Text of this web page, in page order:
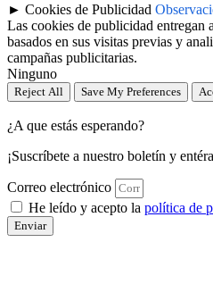
► Cookies de Publicidad
Las cookies de publicidad entregan
basados en sus visitas previas y
campañas publicitarias.
Ninguno
Reject All Save My Preferences
¿A que estás esperando?
¡Suscríbete a nuestro boletín y
Correo electrónico
He leído y acepto la política de
Enviar